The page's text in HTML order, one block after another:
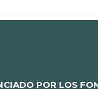
POR LOS